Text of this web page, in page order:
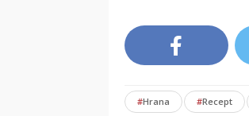
#Hrana #Recept